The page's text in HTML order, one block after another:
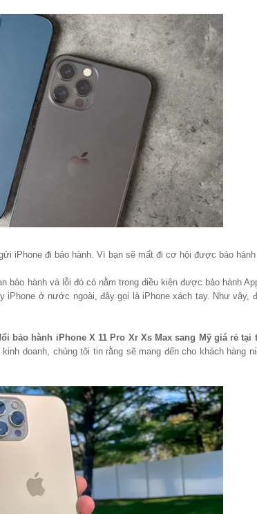
iPhone đi bảo hành. Vì bạn sẽ mất đi cơ hội được bảo
hành và lỗi đó có nằm trong điều kiện được bảo hành
ở nước ngoài, đây gọi là iPhone xách tay. Như vậy,
bảo hành iPhone X 11 Pro Xr Xs Max sang Mỹ giá rẻ tại
doanh, chúng tôi tin rằng sẽ mang đến cho khách hàng